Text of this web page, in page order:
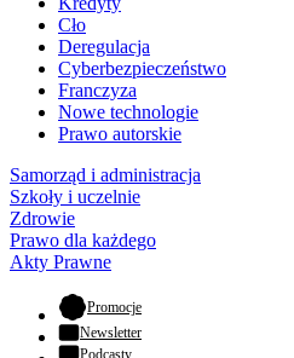
Cło
Deregulacja
Cyberbezpieczeństwo
Franczyza
Nowe technologie
Prawo autorskie
Samorząd i administracja
Szkoły i uczelnie
Zdrowie
Prawo dla każdego
Akty Prawne
Promocje- otwiera się w nowej karcie
Newsletter